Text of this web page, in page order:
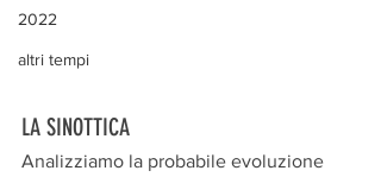
2022
altri tempi
LA SINOTTICA
Analizziamo la probabile evoluzione